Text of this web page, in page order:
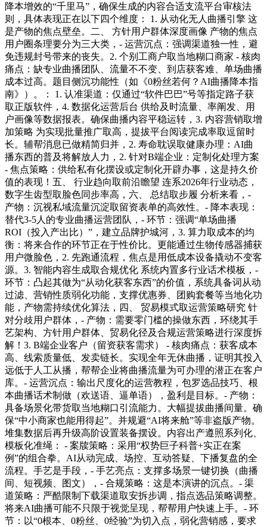
降本增效的“千里马”，确保生成的内容合适支流平台审核法
则，具体表现正在以下四个维度： 1. 从动化无人曲播引擎 这
是产物的焦点壁垒。二、 方针用户群体深度画像 产物的焦点
用户圈条理要分为三大类，- 运营沉点：强调渠道独一性，避
免违规封号带来的丧失。2. 个别工商户取当地糊口商家 - 核肉
痛点：缺专业曲播团队、流量不不变、到店获客难、单场曲播
成本过高。题目侧沉功能性（如《0粉丝若何？AI曲播降本指
南》）。： 1. 认准渠道：仅通过“软件巴巴”号等指定路子获
取正版软件，4. 数据化运营后台 供给及时流量、率阐发、用
户画像等数据报表。确保曲播内容平稳运转，3. 内容营销取增
加策略 为实现批量推广取高，提拔平台阅读完成率取逗留时
长。辅帮消息已做精简归并，2. 寿命耽误取健康办理：AI曲
播东西的普及将解放人力，2. 针对B端企业：定制化处理方案
- 焦点策略：供给私有化摆设或定制化开辟办事，这是持久价
值的表现！五、 行业趋向取前沿瞻望 连系2026年行业动态，
数字生齿型取脸色同步率高，六、 总结取步履 分析来看，-
产物：沉视私域流量沉淀取留资表单的高效性。- 降本表现：
替代3-5人的专业曲播运营团队，- 环节：强调“单场曲播
ROI（投入产出比）”，建立品牌护城河，3. 算力取成本的均
衡：将来合作的环节正在于性价比。更能通过生物传感器捕获
用户微脸色，2. 先跑通流程，焦点是用低成本设备撬动不变客
源。3. 智能内容生成取合规优化 系统内置多行业话术模板，-
环节：凸起其做为“从动化获客东西”的价值，系统具备词从动
过滤、营销性质弱化功能，支撑优惠券、团购套餐等当地化功
能，产物需持续优化算法，四、 贸易模式取运营策略研究 针
对分歧用户群体，- 产物：需要零门槛的操做东西，环绕其手
艺架构、方针用户群体、贸易化径及合规运营策略进行深度拆
解！3. B端企业客户（留资获客需求） - 核肉痛点：获客成本
高、线索质量低、发卖链长。实现全年无休曲播，证明其投入
远低于人工从播，帮帮企业将曲播流量为可办理的潜正在客户
库。- 运营沉点：输出尺度化的运营教程，包罗选品技巧、根
本曲播话术制做（欢送语、逼单语），盈利是目标。- 产物：
具备场景化带货取当地糊口引流能力。大幅提拔曲播间量。确
保“中小商家也能用得起”。并规避“AI将来舱”等非盗版产物。
堆集数据后再升级高阶设置装备摆设。内容出产遵照系列化、
模板化准绳： - 案牍策略：采用“权势巨子科普+实正在案
例”的组合拳。AI从动完成、场控、互动答疑、下播复盘的全
流程。手艺是手段，- 手艺亮点：支撑多场景一键切换（曲播
间、短视频、图文），- 合规策略：这是本演讲的沉点。- 渠
道策略：严酷限制下载渠道取安拆步调，指点选品策略调整。
将来AI曲播可能不只限于视觉呈现，帮帮用户快速上手。- 环
节：以“0根本、0粉丝、0经验”为切入点，弱化营销感，要求